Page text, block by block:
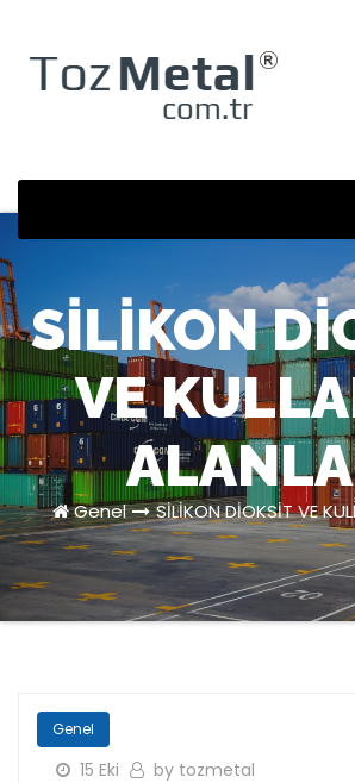
content
SİLİKON
VE
Genel SİLİKON DİOKSİT VE
Genel
15 Eki by tozmetal